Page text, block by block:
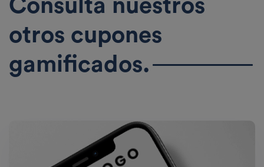
Consulta nuestros
otros cupones
gamificados.